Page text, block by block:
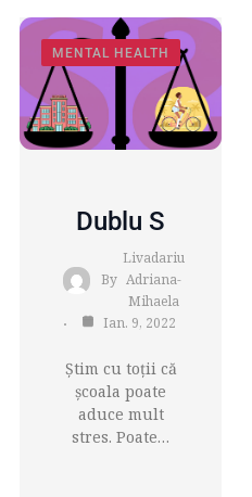
MENTAL HEALTH
Dublu S
By
Livadariu
Adriana-
Mihaela
Ian. 9, 2022
Știm cu toţii că
şcoala poate
aduce mult
stres. Poate…